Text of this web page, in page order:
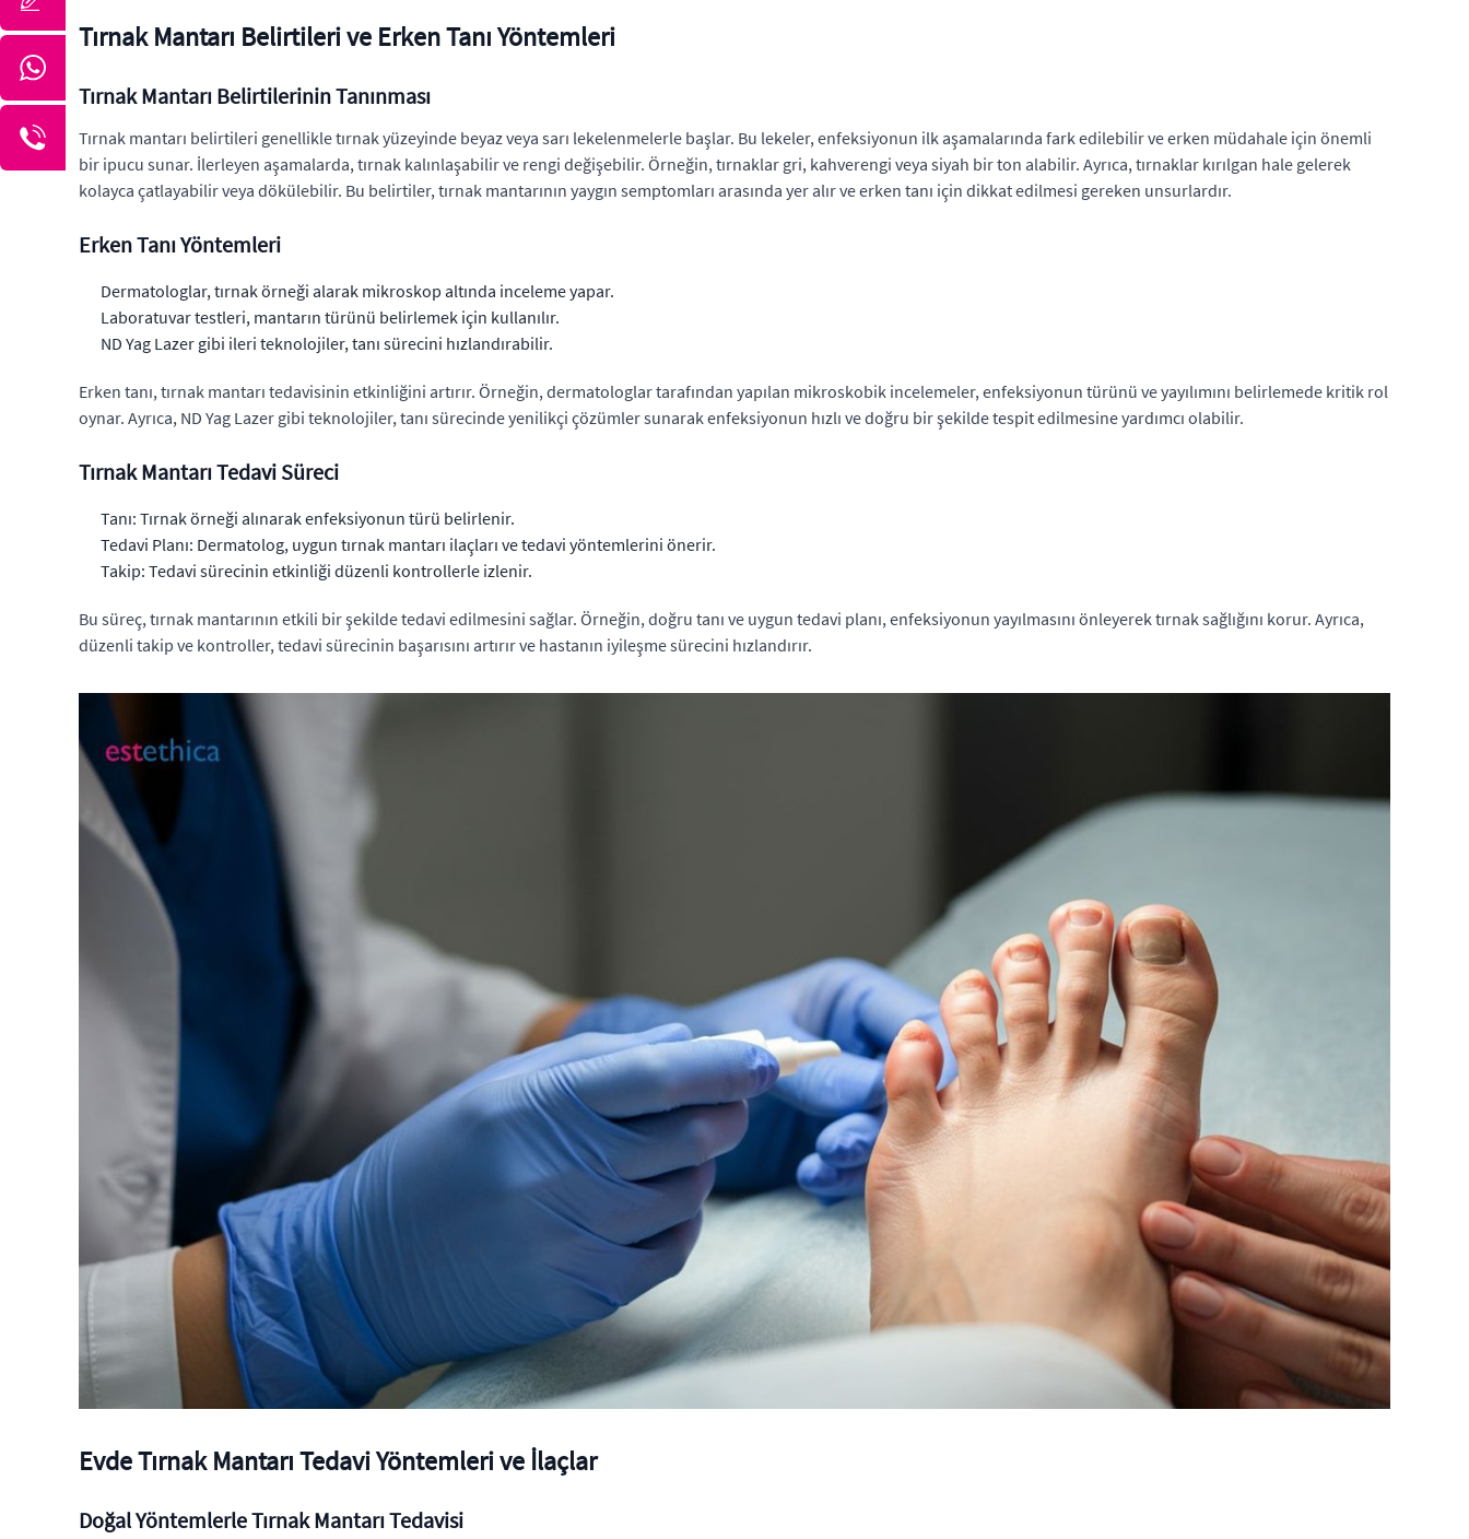
Tırnak Mantarı Belirtileri ve Erken Tanı Yöntemleri
Tırnak Mantarı Belirtilerinin Tanınması
Tırnak mantarı belirtileri genellikle tırnak yüzeyinde beyaz veya sarı lekelenmelerle başlar. Bu lekeler, enfeksiyonun ilk aşamalarında fark edilebilir ve erken müdahale için önemli
bir ipucu sunar. İlerleyen aşamalarda, tırnak kalınlaşabilir ve rengi değişebilir. Örneğin, tırnaklar gri, kahverengi veya siyah bir ton alabilir. Ayrıca, tırnaklar kırılgan hale gelerek
kolayca çatlayabilir veya dökülebilir. Bu belirtiler, tırnak mantarının yaygın semptomları arasında yer alır ve erken tanı için dikkat edilmesi gereken unsurlardır.
Erken Tanı Yöntemleri
Dermatologlar, tırnak örneği alarak mikroskop altında inceleme yapar.
Laboratuvar testleri, mantarın türünü belirlemek için kullanılır.
ND Yag Lazer gibi ileri teknolojiler, tanı sürecini hızlandırabilir.
Erken tanı, tırnak mantarı tedavisinin etkinliğini artırır. Örneğin, dermatologlar tarafından yapılan mikroskobik incelemeler, enfeksiyonun türünü ve yayılımını belirlemede kritik rol
oynar. Ayrıca, ND Yag Lazer gibi teknolojiler, tanı sürecinde yenilikçi çözümler sunarak enfeksiyonun hızlı ve doğru bir şekilde tespit edilmesine yardımcı olabilir.
Tırnak Mantarı Tedavi Süreci
Tanı: Tırnak örneği alınarak enfeksiyonun türü belirlenir.
Tedavi Planı: Dermatolog, uygun tırnak mantarı ilaçları ve tedavi yöntemlerini önerir.
Takip: Tedavi sürecinin etkinliği düzenli kontrollerle izlenir.
Bu süreç, tırnak mantarının etkili bir şekilde tedavi edilmesini sağlar. Örneğin, doğru tanı ve uygun tedavi planı, enfeksiyonun yayılmasını önleyerek tırnak sağlığını korur. Ayrıca,
düzenli takip ve kontroller, tedavi sürecinin başarısını artırır ve hastanın iyileşme sürecini hızlandırır.
Evde Tırnak Mantarı Tedavi Yöntemleri ve İlaçlar
Doğal Yöntemlerle Tırnak Mantarı Tedavisi